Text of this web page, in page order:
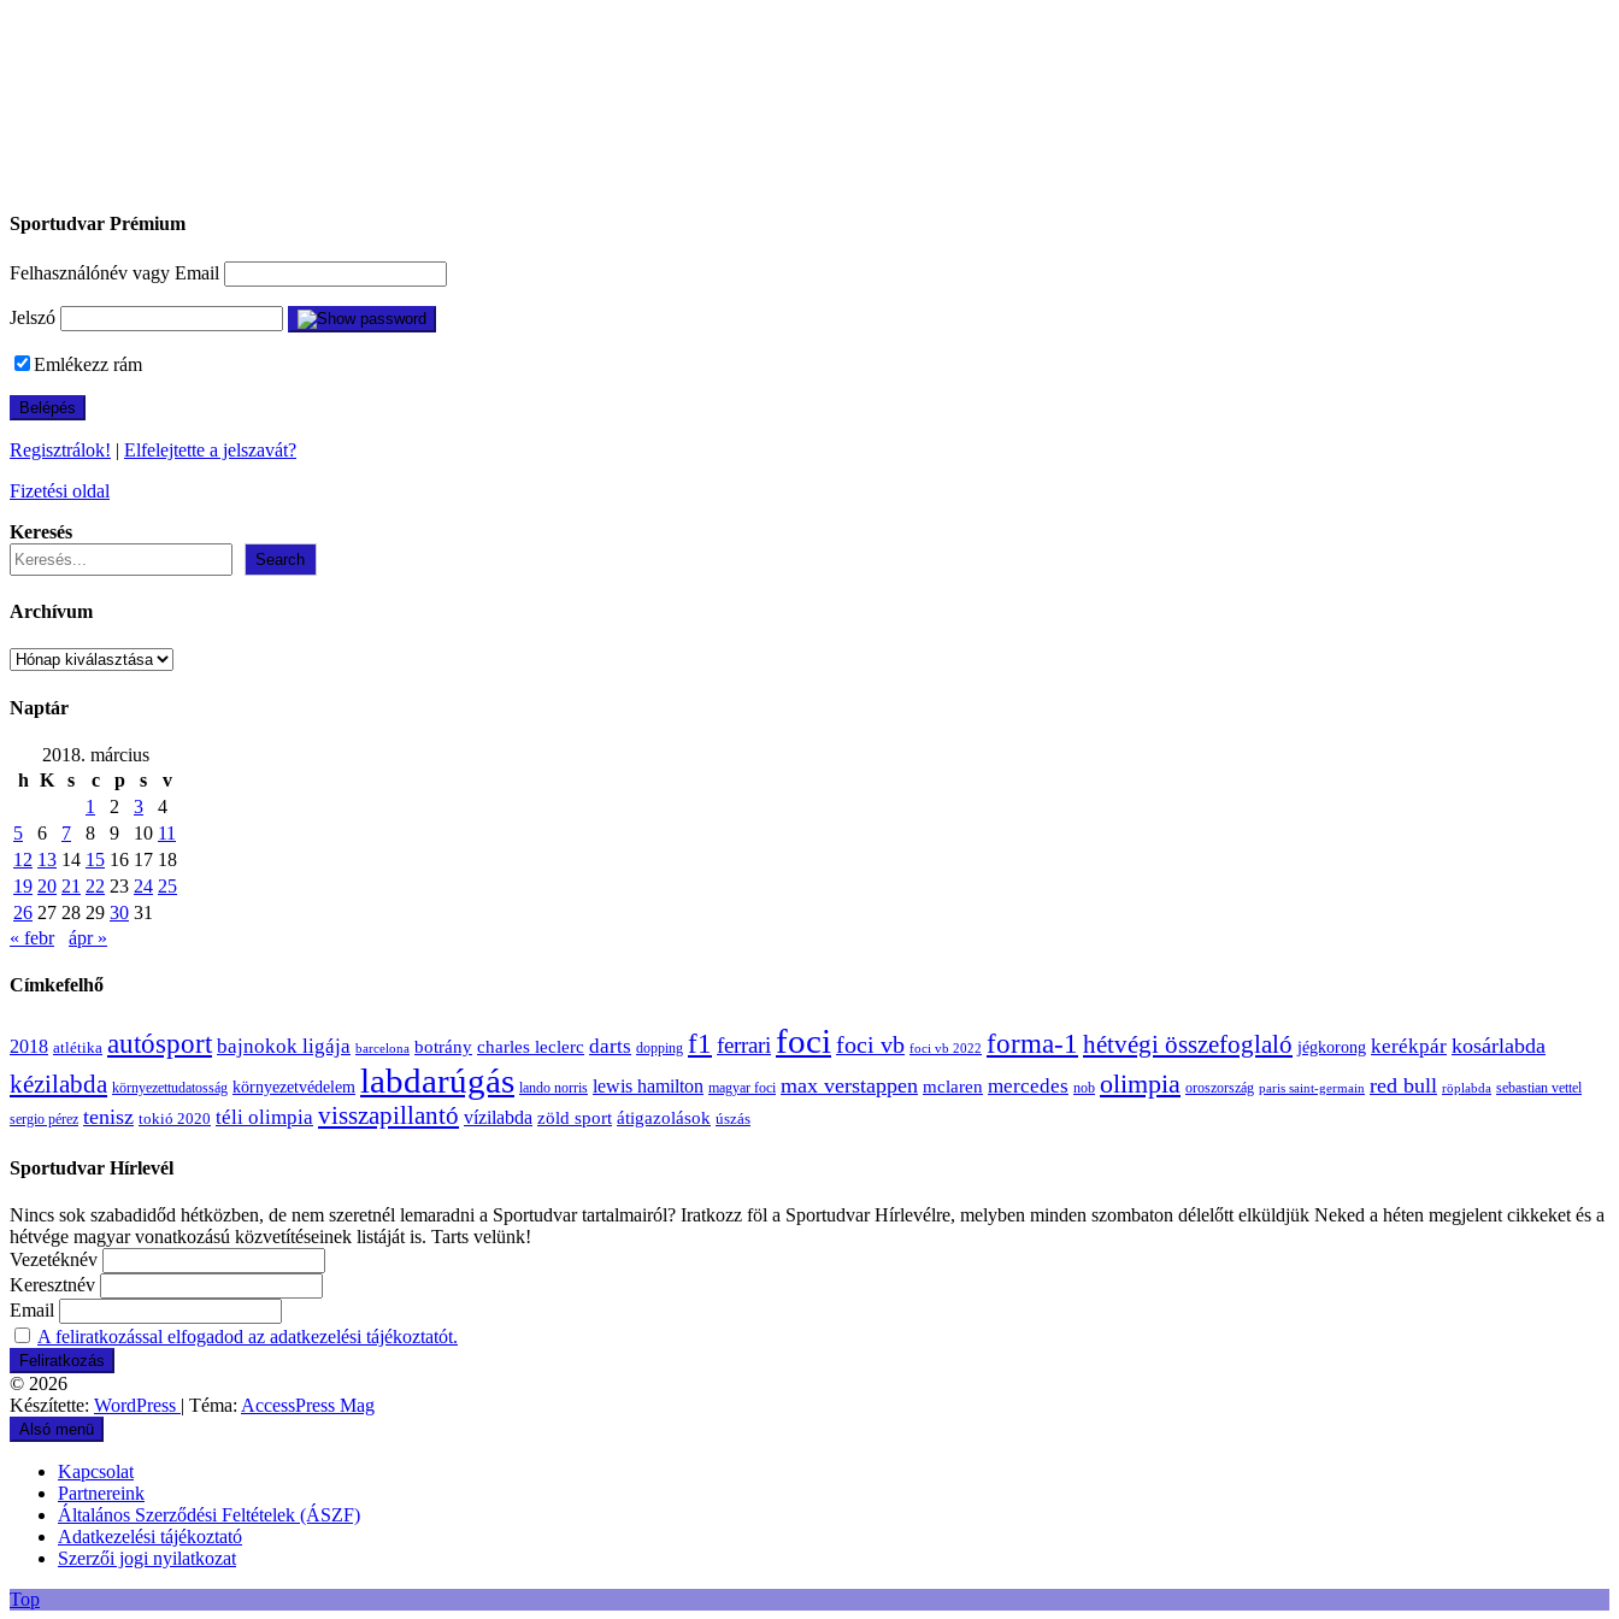
Sportudvar Prémium
Felhasználónév vagy Email
Jelszó
Emlékezz rám
Regisztrálok! | Elfelejtette a jelszavát?
Fizetési oldal
Keresés
Search
Archívum
Archívum
Naptár
2018. március
h K s c p s
v
1
2 3
4
5
6 7 8 9 10 11
12 13 14 15 16 17 18
19 20 21 22 23 24 25
26 27 28 29 30 31
« febr
ápr »
Címkefelhő
2018 atlétika autósport bajnokok ligája barcelona botrány charles leclerc darts dopping f1 ferrari foci foci vb foci vb 2022 forma-1 hétvégi összefoglaló jégkorong kerékpár kosárlabda
kézilabda környezettudatosság környezetvédelem labdarúgás lando norris lewis hamilton magyar foci max verstappen mclaren mercedes nob olimpia oroszország paris saint-germain red bull röplabda sebastian vettel
sergio pérez tenisz tokió 2020 téli olimpia visszapillantó vízilabda zöld sport átigazolások úszás
Sportudvar Hírlevél
Nincs sok szabadidőd hétközben, de nem szeretnél lemaradni a Sportudvar tartalmairól? Iratkozz föl a Sportudvar Hírlevélre, melyben minden szombaton délelőtt elküldjük Neked a héten megjelent cikkeket és a
hétvége magyar vonatkozású közvetítéseinek listáját is. Tarts velünk!
Vezetéknév
Keresztnév
Email
A feliratkozással elfogadod az adatkezelési tájékoztatót.
© 2026
Készítette: WordPress | Téma: AccessPress Mag
Alsó menü
Kapcsolat
Partnereink
Általános Szerződési Feltételek (ÁSZF)
Adatkezelési tájékoztató
Szerzői jogi nyilatkozat
Top